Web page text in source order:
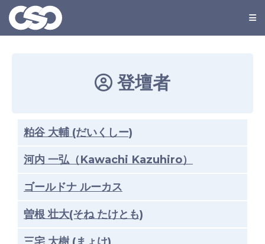
登壇者
粕谷 大輔 (だいくしー)
河内 一弘（Kawachi Kazuhiro）
ゴールドナ ルーカス
曽根 壮大(そね たけとも)